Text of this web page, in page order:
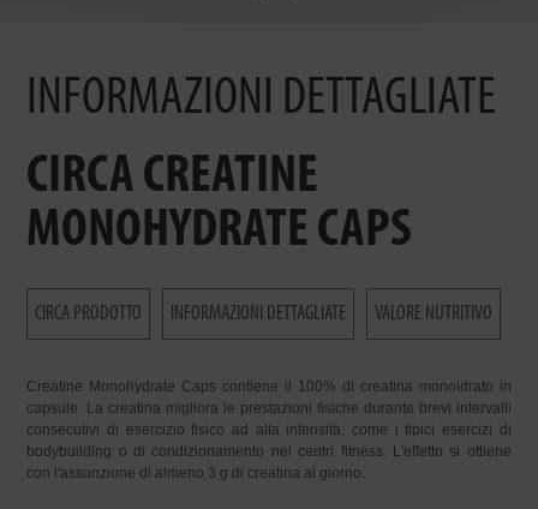
INFORMAZIONI DETTAGLIATE
CIRCA CREATINE
MONOHYDRATE CAPS
CIRCA PRODOTTO INFORMAZIONI DETTAGLIATE VALORE NUTRITIVO
Creatine Monohydrate Caps contiene il 100% di creatina monoidrato in
capsule. La creatina migliora le prestazioni fisiche durante brevi intervalli
consecutivi di esercizio fisico ad alta intensità, come i tipici esercizi di
bodybuilding o di condizionamento nei centri fitness. L'effetto si ottiene
con l'assunzione di almeno 3 g di creatina al giorno.